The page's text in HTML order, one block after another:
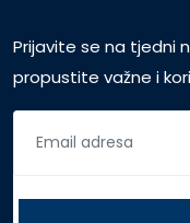
Prijavite se na tjedni
propustite važne i